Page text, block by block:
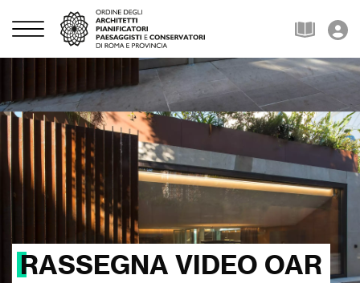
RASSEGNA VIDEO OAR